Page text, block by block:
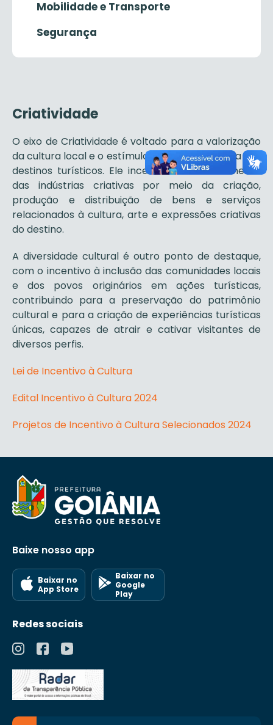
Mobilidade e Transporte
Segurança
Criatividade
O eixo de Criatividade é voltado para a valorização
da cultura local e o estímulo à inovação criativa nos
destinos turísticos. Ele incentiva o fortalecimento
das indústrias criativas por meio da criação,
produção e distribuição de bens e serviços
relacionados à cultura, arte e expressões criativas
do destino.
A diversidade cultural é outro ponto de destaque,
com o incentivo à inclusão das comunidades locais
e dos povos originários em ações turísticas,
contribuindo para a preservação do patrimônio
cultural e para a criação de experiências turísticas
únicas, capazes de atrair e cativar visitantes de
diversos perfis.
Lei de Incentivo à Cultura
Edital Incentivo à Cultura 2024
Projetos de Incentivo à Cultura Selecionados 2024
Baixe nosso app
Baixar no
App Store
Baixar no
Google
Play
Redes sociais